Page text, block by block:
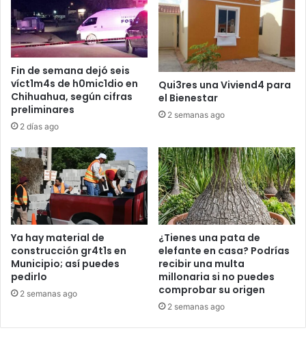
Fin de semana dejó seis
víct1m4s de h0mic1dio en
Chihuahua, según cifras
preliminares
2 días ago
Qui3res una Viviend4 para
el Bienestar
2 semanas ago
Ya hay material de
construcción gr4t1s en
Municipio; así puedes
pedirlo
2 semanas ago
¿Tienes una pata de
elefante en casa? Podrías
recibir una multa
millonaria si no puedes
comprobar su origen
2 semanas ago